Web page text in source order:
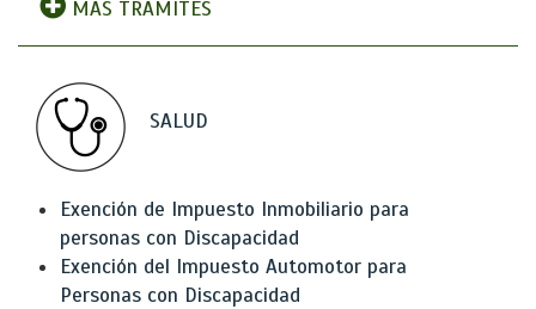
MÁS TRÁMITES
SALUD
Exención de Impuesto Inmobiliario para
personas con Discapacidad
Exención del Impuesto Automotor para
Personas con Discapacidad